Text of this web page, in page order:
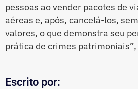
pessoas ao vender pacotes de
aéreas e, após, cancelá-los,
valores, o que demonstra seu
prática de crimes patrimoniais”,
Escrito por: